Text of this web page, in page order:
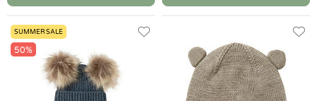
SUMMER SALE
50%